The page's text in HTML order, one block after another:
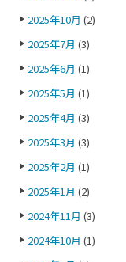
2025年10月 (2)
2025年7月 (3)
2025年6月 (1)
2025年5月 (1)
2025年4月 (3)
2025年3月 (3)
2025年2月 (1)
2025年1月 (2)
2024年11月 (3)
2024年10月 (1)